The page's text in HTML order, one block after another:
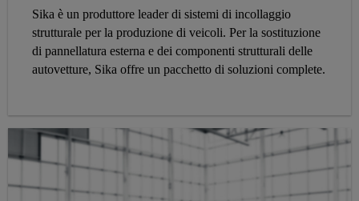
Sika è un produttore leader di sistemi di incollaggio
strutturale per la produzione di veicoli. Per la sostituzione
di pannellatura esterna e dei componenti strutturali delle
autovetture, Sika offre un pacchetto di soluzioni complete.